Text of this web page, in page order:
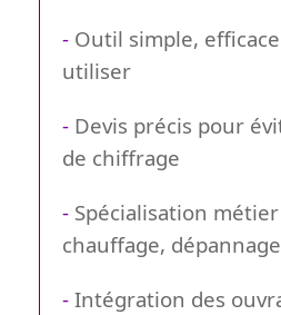
- Outil simple,
utiliser
- Devis précis pour
de chiffrage
- Spécialisation
chauffage, dépannage
- Intégration des